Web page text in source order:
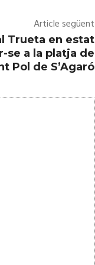
i
n
c
r
Article següent
Trueta en estat
se a la platja de
Pol de S’Agaró